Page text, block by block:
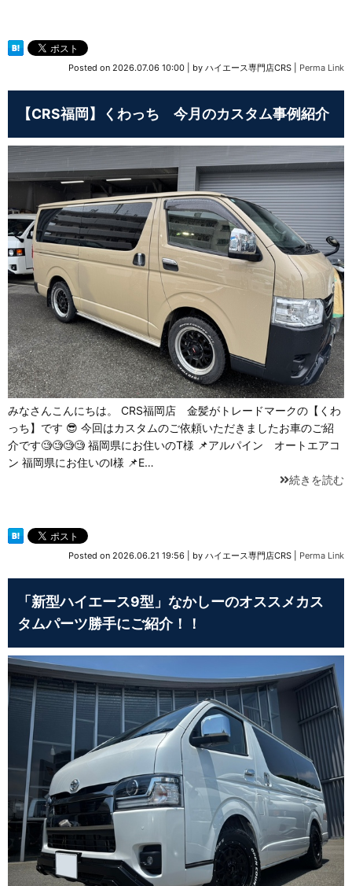
Posted on 2026.07.06 10:00 by ハイエース専門店CRS Perma Link
【CRS福岡】くわっち 今月のカスタム事例紹介
みなさんこんにちは。 CRS福岡店 金髪がトレードマークの【くわ
っち】です 😎 今回はカスタムのご依頼いただきましたお車のご紹
介です🧐🧐🧐🧐 福岡県にお住いのT様 📌アルパイン オートエアコ
ン 福岡県にお住いのI様 📌E…
続きを読む
Posted on 2026.06.21 19:56 by ハイエース専門店CRS Perma Link
「新型ハイエース9型」なかしーのオススメカス
タムパーツ勝手にご紹介！！